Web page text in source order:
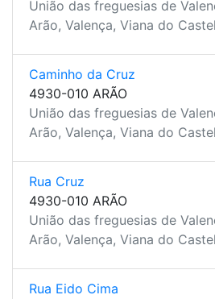
União das freguesias de
Arão, Valença, Viana do
Caminho da Cruz
4930-010 ARÃO
União das freguesias de
Arão, Valença, Viana do
Rua Cruz
4930-010 ARÃO
União das freguesias de
Arão, Valença, Viana do
Rua Eido Cima